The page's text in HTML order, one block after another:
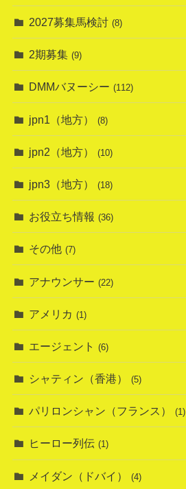
2027募集馬検討 (8)
2期募集 (9)
DMMバヌーシー (112)
jpn1（地方） (8)
jpn2（地方） (10)
jpn3（地方） (18)
お役立ち情報 (36)
その他 (7)
アナウンサー (22)
アメリカ (1)
エージェント (6)
シャティン（香港） (5)
パリロンシャン（フランス） (1)
ヒーロー列伝 (1)
メイダン（ドバイ） (4)